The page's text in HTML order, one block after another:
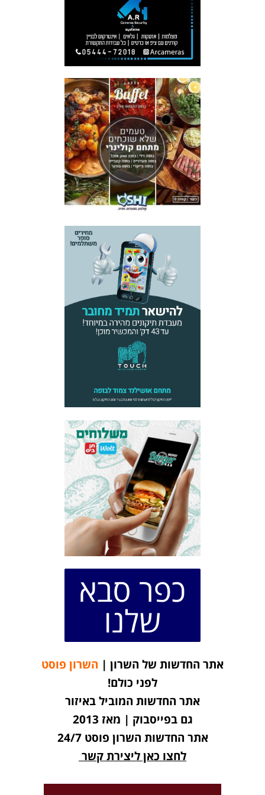
כפר סבא
שלנו
אתר החדשות של השרון | השרון פוסט
לפני כולם!
אתר החדשות המוביל באיזור
גם בפייסבוק | מאז 2013
אתר החדשות השרון פוסט 24/7
לחצו כאן ליצירת קשר